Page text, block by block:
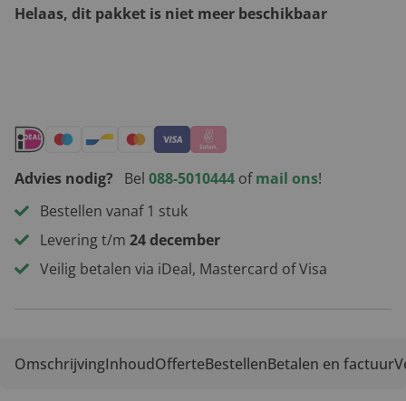
Helaas, dit pakket is niet meer beschikbaar
Advies nodig? Bel 088-5010444 ofmail ons!
Bestellen vanaf 1 stuk
Levering t/m 24 december
Veilig betalen via iDeal, Mastercard of Visa
OmschrijvingInhoudOfferteBestellenBetalen en factuur